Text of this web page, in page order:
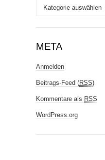
Stichworte
META
Anmelden
Beitrags-Feed (RSS)
Kommentare als RSS
WordPress.org